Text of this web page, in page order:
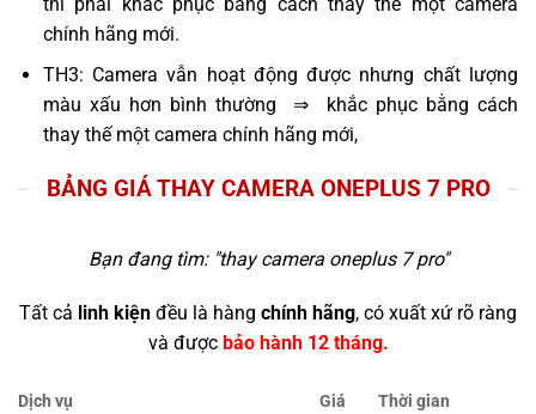
chính hãng mới.
TH3: Camera vẫn hoạt động được nhưng chất lượng
màu xấu hơn bình thường ⇒ khắc phục bằng cách
thay thế một camera chính hãng mới,
BẢNG GIÁ THAY CAMERA ONEPLUS 7 PRO
Bạn đang tìm: "thay camera oneplus 7 pro"
Tất cả linh kiện đều là hàng chính hãng, có xuất xứ rõ ràng
và được bảo hành 12 tháng.
Dịch vụ Giá Thời gian